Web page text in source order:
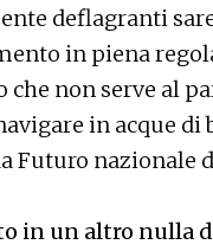
deflagranti
in piena
che non serve al
in acque di
Futuro nazionale
in un altro nulla